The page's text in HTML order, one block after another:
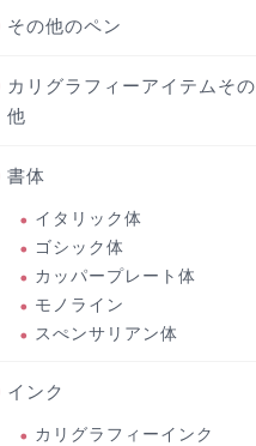
その他のペン
カリグラフィーアイテムその
他
書体
イタリック体
ゴシック体
カッパープレート体
モノライン
スぺンサリアン体
インク
カリグラフィーインク